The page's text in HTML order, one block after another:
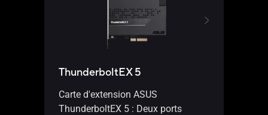
ThunderboltEX 5
Carte d'extension ASUS
ThunderboltEX 5 : Deux ports